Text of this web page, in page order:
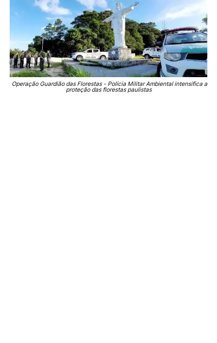
Operação Guardião das Florestas - Polícia Militar Ambiental intensifica a
proteção das florestas paulistas